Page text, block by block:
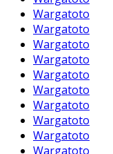
Wargatoto
Wargatoto
Wargatoto
Wargatoto
Wargatoto
Wargatoto
Wargatoto
Wargatoto
Wargatoto
Wargatoto